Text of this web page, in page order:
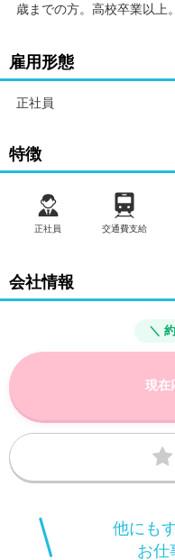
歳までの方。高校卒業以上
雇用形態
正社員
特徴
正社員 交通費支給
会社情報
＼
現在
他にも
お仕